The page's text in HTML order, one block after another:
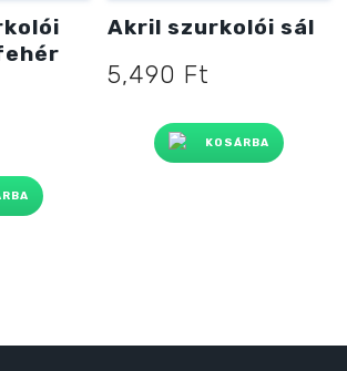
Ft
Akril szurkolói sál
5,490 Ft
KOSÁRBA